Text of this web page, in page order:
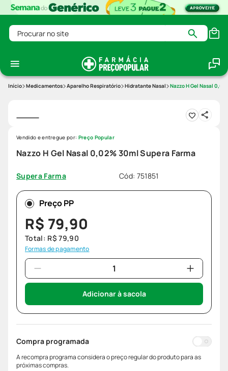
Procurar no site
Medicamentos Aparelho Respiratório Hidratante Nasal Nazzo H Gel Nasal
Nazzo H Gel Nasal 0,02% 30ml Supera Farma
Supera Farma Cód: 751851
Vendido e entregue por: Preço Popular
Preço PP
R$ 79,90
Total: R$ 79,90
Formas de pagamento
Adicionar à sacola
Compra programada
A recompra programa considera o preço regular do produto para as
próximas compras.